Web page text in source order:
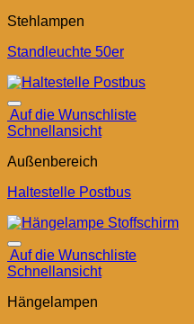
Stehlampen
Standleuchte 50er
Auf die Wunschliste
Schnellansicht
Außenbereich
Haltestelle Postbus
Auf die Wunschliste
Schnellansicht
Hängelampen